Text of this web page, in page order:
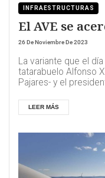
INFRAESTRUCTURAS
El AVE se
26 De Noviembre De 2023
La variante que el
tatarabuelo Alfonso
Pajares- y el
LEER MÁS